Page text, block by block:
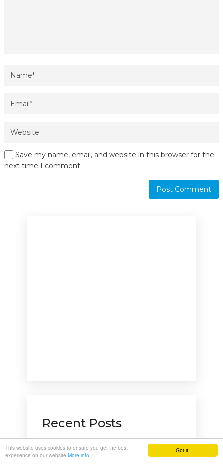
Got it!
This website uses cookies to ensure you get the best
experience on our website More info
Save my name, email, and website in this browser for the
next time I comment.
Recent Posts
Penyebab Gambar
Cemong/Klise setelah